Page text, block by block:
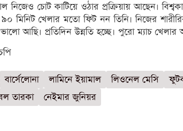
নিজেও চোট কাটিয়ে ওঠার প্রক্রিয়ায় আছেন।
মিনিট খেলার মতো ফিট নন তিনি। নিজের
আছি। প্রতিদিন উন্নতি হচ্ছে। পুরো ম্যাচ
বার্সেলোনা লামিনে ইয়ামাল লিওনেল মেসি
তারকা
নেইমার জুনিয়র